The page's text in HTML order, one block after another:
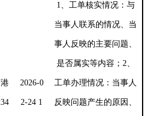
2026-0
2-24 1
1、工单核实情况：与
当事人联系的情况、当
事人反映的主要问题、
是否属实等内容；2、
工单办理情况：当事人
反映问题产生的原因、